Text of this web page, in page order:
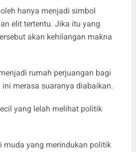
hanya menjadi simbol
elit tertentu. Jika itu yang
akan kehilangan makna
rumah perjuangan bagi
merasa suaranya diabaikan.
yang lelah melihat politik
muda yang merindukan politik